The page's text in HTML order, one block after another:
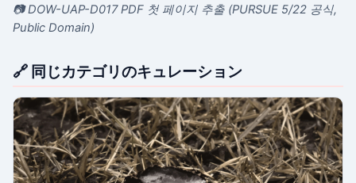
📷 DOW-UAP-D017 PDF 첫 페이지 추출 (PURSUE 5/22 공식,
Public Domain)
🔗 同じカテゴリのキュレーション